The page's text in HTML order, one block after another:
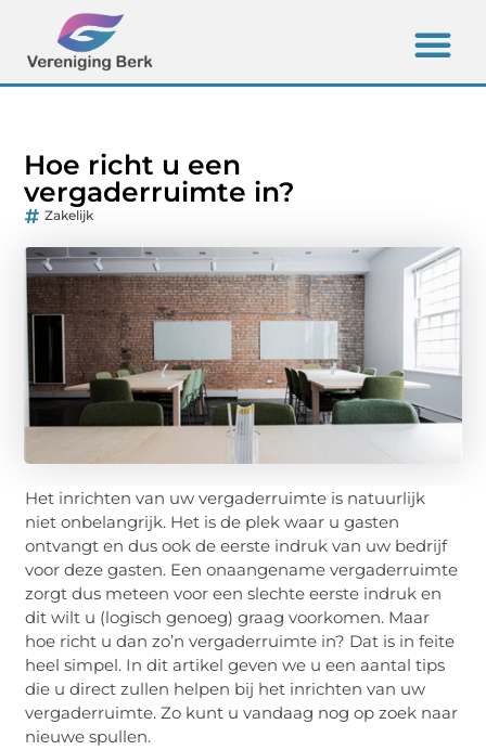
Hoe richt u een
vergaderruimte in?
Zakelijk
Het inrichten van uw vergaderruimte is natuurlijk
niet onbelangrijk. Het is de plek waar u gasten
ontvangt en dus ook de eerste indruk van uw bedrijf
voor deze gasten. Een onaangename vergaderruimte
zorgt dus meteen voor een slechte eerste indruk en
dit wilt u (logisch genoeg) graag voorkomen. Maar
hoe richt u dan zo’n vergaderruimte in? Dat is in feite
heel simpel. In dit artikel geven we u een aantal tips
die u direct zullen helpen bij het inrichten van uw
vergaderruimte. Zo kunt u vandaag nog op zoek naar
nieuwe spullen.